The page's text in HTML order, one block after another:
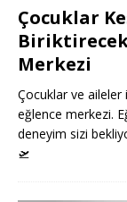
Çocuklar
Merkezi
Çocuklar ve
eğlence merkezi.
deneyim sizi
🛫